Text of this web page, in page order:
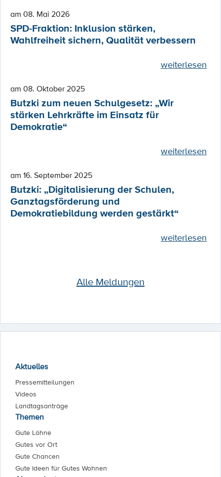
am 08. Mai 2026
SPD-Fraktion: Inklusion stärken,
Wahlfreiheit sichern, Qualität verbessern
weiterlesen
am 08. Oktober 2025
Butzki zum neuen Schulgesetz: „Wir
stärken Lehrkräfte im Einsatz für
Demokratie“
weiterlesen
am 16. September 2025
Butzki: „Digitalisierung der Schulen,
Ganztagsförderung und
Demokratiebildung werden gestärkt“
weiterlesen
Alle Meldungen
Aktuelles
Pressemitteilungen
Videos
Landtagsanträge
Themen
Gute Löhne
Gutes vor Ort
Gute Chancen
Gute Ideen für Gutes Wohnen